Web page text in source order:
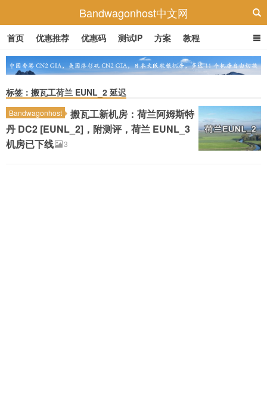
Bandwagonhost中文网
首页 优惠推荐 优惠码 测试IP 方案 教程
标签：搬瓦工荷兰 EUNL_2 延迟
Bandwagonhost
搬瓦工新机房：荷兰阿姆斯特
丹 DC2 [EUNL_2]，附测评，荷兰 EUNL_3
机房已下线
3